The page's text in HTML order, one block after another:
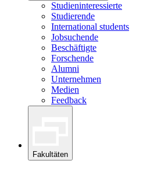
Studieninteressierte
Studierende
International students
Jobsuchende
Beschäftigte
Forschende
Alumni
Unternehmen
Medien
Feedback
Fakultäten